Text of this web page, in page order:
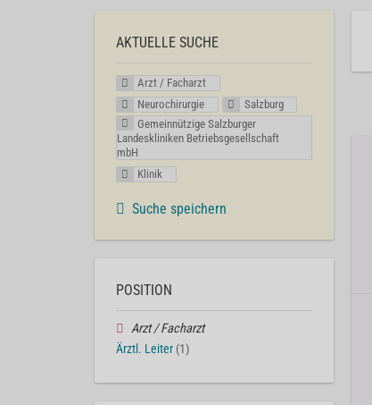
AKTUELLE SUCHE
Arzt / Facharzt
Neurochirurgie
Salzburg
Gemeinnützige Salzburger
Landeskliniken Betriebsgesellschaft
mbH
Klinik
Suche speichern
POSITION
Arzt / Facharzt
Ärztl. Leiter (1)